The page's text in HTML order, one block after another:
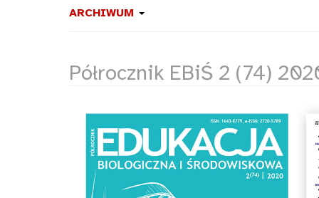
ARCHIWUM
Półrocznik EBiŚ 2 (74)